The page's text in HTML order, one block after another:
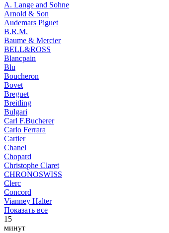
A. Lange and Sohne
Arnold & Son
Audemars Piguet
B.R.M.
Baume & Mercier
BELL&ROSS
Blancpain
Blu
Boucheron
Bovet
Breguet
Breitling
Bulgari
Carl F.Bucherer
Carlo Ferrara
Cartier
Chanel
Chopard
Christophe Claret
CHRONOSWISS
Clerc
Concord
Vianney Halter
Показать все
15
минут